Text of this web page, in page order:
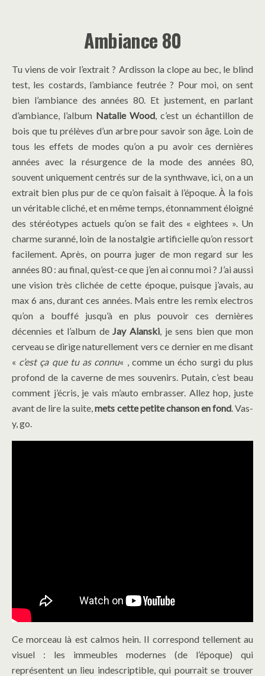
Ambiance 80
Tu viens de voir l’extrait ? Ardisson la clope au bec, le blind
test, les costards, l’ambiance feutrée ? Pour moi, on sent
bien l’ambiance des années 80. Et justement, en parlant
d’ambiance, l’album Natalie Wood, c’est un échantillon de
bois que tu prélèves d’un arbre pour savoir son âge. Loin de
tous les effets de modes qu’on a pu avoir ces dernières
années avec la résurgence de la mode des années 80,
souvent uniquement centrés sur de la synthwave, ici, on a un
extrait bien plus pur de ce qu’on faisait à l’époque. À la fois
un véritable cliché, et en même temps, étonnamment éloigné
des stéréotypes actuels qu’on se fait des « eightees ». Un
charme suranné, loin de la nostalgie artificielle qu’on ressort
facilement. Après, on pourra juger de mon regard sur les
années 80 : au final, qu’est-ce que j’en ai connu moi ? J’ai aussi
une vision très clichée de cette époque, puisque j’avais, au
max 6 ans, durant ces années. Mais entre les remix electros
qu’on a bouffé jusqu’à en plus pouvoir ces dernières
décennies et l’album deJay Alanski, je sens bien que mon
cerveau se dirige naturellement vers ce dernier en me disant
« c’est ça que tu as connu« , comme un écho surgi du plus
profond de la caverne de mes souvenirs. Putain, c’est beau
comment j’écris, je vais m’auto embrasser. Allez hop, juste
avant de lire la suite,mets cette petite chanson en fond. Vas-
y, go.
Ce morceau là est calmos hein. Il correspond tellement au
visuel : les immeubles modernes (de l’époque) qui
représentent un lieu indescriptible, qui pourrait se trouver